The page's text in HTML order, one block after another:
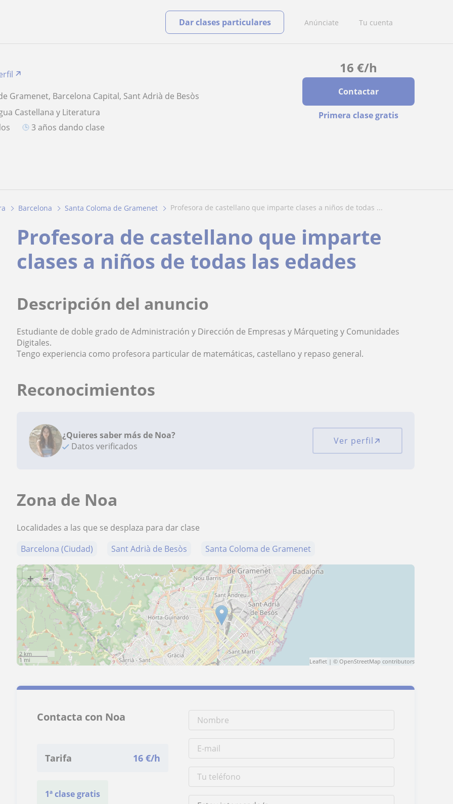
Anúnciate Tu cuenta
Dar clases particulares
16 €/h
Contactar
Primera clase gratis
Gramenet, Barcelona Capital, Sant Adrià de Besòs
Castellana y Literatura
3 años dando clase
Barcelona Santa Coloma de Gramenet profesora de castellano que imparte clases a niños de todas ...
Profesora de castellano que imparte
clases a niños de todas las edades
Descripción del anuncio
Estudiante de doble grado de Administración y Dirección de Empresas y Márqueting y Comunidades
Digitales.
Tengo experiencia como profesora particular de matemáticas, castellano y repaso general.
Reconocimientos
¿Quieres saber más de Noa?
Datos verificados
Ver perfil
Zona de Noa
Localidades a las que se desplaza para dar clase
Barcelona (Ciudad)
Sant Adrià de Besòs Santa Coloma de Gramenet
+ −
2 km
1 mi
Leaflet| © OpenStreetMap contributors
Contacta con Noa
Tarifa 16 €/h
1ª clase gratis